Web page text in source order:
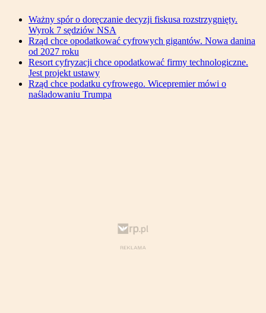
Ważny spór o doręczanie decyzji fiskusa rozstrzygnięty.
Wyrok 7 sędziów NSA
Rząd chce opodatkować cyfrowych gigantów. Nowa danina
od 2027 roku
Resort cyfryzacji chce opodatkować firmy technologiczne.
Jest projekt ustawy
Rząd chce podatku cyfrowego. Wicepremier mówi o
naśladowaniu Trumpa